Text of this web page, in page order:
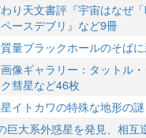
り天文書評『宇宙はなぜ「
ペースデブリ』など9冊
量ブラックホールのそば
像ギャラリー：タットル
彗星など46枚
イトカワの特殊な地形の
巨大系外惑星を発見、相互